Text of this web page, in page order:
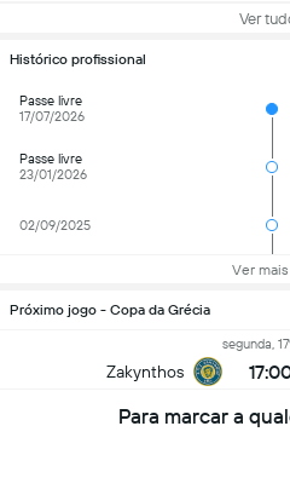
Próximo jogo - Copa da Grécia
Zakynthos
segunda,
Para marcar a
Ver
Histórico profissional
Passe livre
17/07/2026
Passe livre
23/01/2026
02/09/2025
Ver mais